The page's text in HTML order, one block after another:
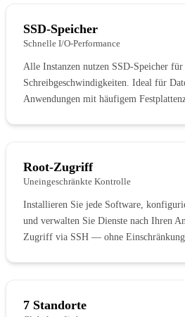
SSD-Speicher
Schnelle I/O-Performance
Alle Instanzen nutzen SSD-Speicher für
Schreibgeschwindigkeiten. Ideal für
Anwendungen mit häufigem
Root-Zugriff
Uneingeschränkte Kontrolle
Installieren Sie jede Software,
und verwalten Sie Dienste nach Ihren
Zugriff via SSH — ohne
7 Standorte